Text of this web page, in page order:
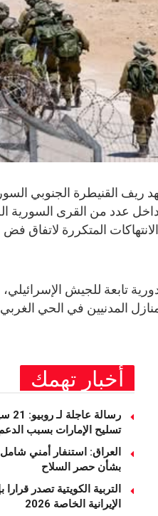
الاخباري، 16 مايو 2026، شهد ريف القنيطرة
داخل عدد من القرى السورية
المتكررة لاتفاق فض
تابعة للجيش
المدنيين في الحي
أخبار تهمك
تسليح الإمارات بسبب
العراق: استنفار أمني
بشأن حصر السلاح
التربية الكويتية تصدر
الإيرانية الخاصة 2026